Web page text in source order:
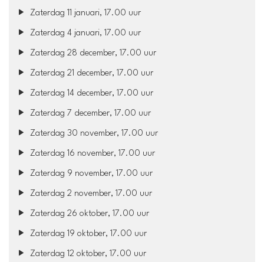
Zaterdag 11 januari, 17.00 uur
Zaterdag 4 januari, 17.00 uur
Zaterdag 28 december, 17.00 uur
Zaterdag 21 december, 17.00 uur
Zaterdag 14 december, 17.00 uur
Zaterdag 7 december, 17.00 uur
Zaterdag 30 november, 17.00 uur
Zaterdag 16 november, 17.00 uur
Zaterdag 9 november, 17.00 uur
Zaterdag 2 november, 17.00 uur
Zaterdag 26 oktober, 17.00 uur
Zaterdag 19 oktober, 17.00 uur
Zaterdag 12 oktober, 17.00 uur